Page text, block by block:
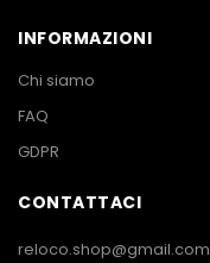
INFORMAZIONI
Chi siamo
FAQ
GDPR
CONTATTACI
reloco.shop@gmail.com